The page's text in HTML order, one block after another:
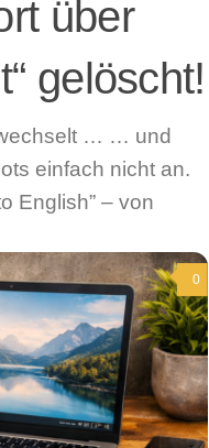
über
gelöscht!
… … und
einfach nicht an.
English” – von
0